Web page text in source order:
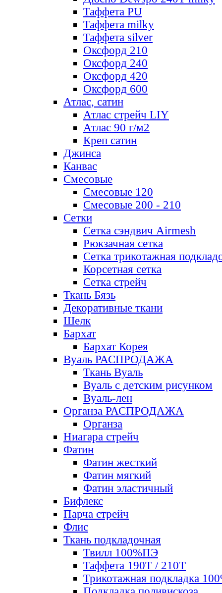
Таффета PU
Таффета milky
Таффета silver
Оксфорд 210
Оксфорд 240
Оксфорд 420
Оксфорд 600
Атлас, сатин
Атлас стрейч LIY
Атлас 90 г/м2
Креп сатин
Джинса
Канвас
Смесовые
Смесовые 120
Смесовые 200 - 210
Сетки
Сетка сэндвич Airmesh
Рюкзачная сетка
Сетка трикотажная
Корсетная сетка
Сетка стрейч
Ткань Бязь
Декоративные ткани
Шелк
Бархат
Бархат Корея
Вуаль РАСПРОДАЖА
Ткань Вуаль
Вуаль с детским рисунком
Вуаль-лен
Органза РАСПРОДАЖА
Органза
Ниагара стрейч
Фатин
Фатин жесткий
Фатин мягкий
Фатин элаcтичный
Бифлекс
Парча стрейч
Флис
Ткань подкладочная
Твилл 100%ПЭ
Таффета 190Т / 210Т
Трикотажная подкладка